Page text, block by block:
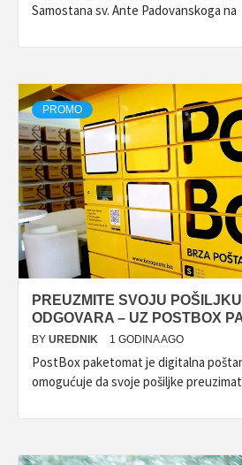
Samostana sv. Ante Padovanskoga na
PROMO
PREUZMITE SVOJU
ODGOVARA – UZ POSTBOX
BY UREDNIK 1 GODINA AGO
PostBox paketomat je digitalna
omogućuje da svoje pošiljke